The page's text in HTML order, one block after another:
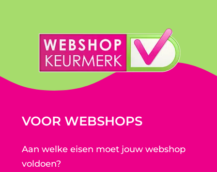
VOOR WEBSHOPS
Aan welke eisen moet jouw webshop
voldoen?